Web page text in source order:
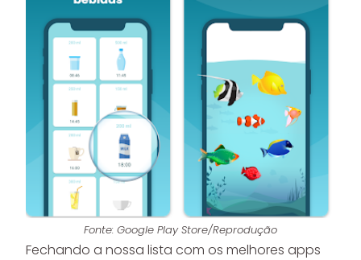
Fonte: Google Play Store/Reprodução
Fechando a nossa lista com os melhores apps